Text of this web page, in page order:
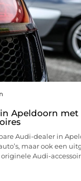
Apeldoorn
Audi-dealer in
maar ook een
Audi-